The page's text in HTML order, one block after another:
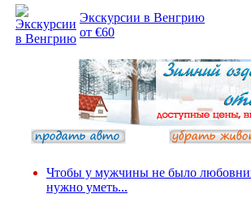
Экскурсии в Венгрию
от €60
Чтобы у мужчины не было
нужно уметь...